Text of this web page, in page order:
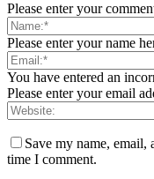
Please enter your
Please enter your name
You have entered an
Please enter your email
Save my name,
time I comment.